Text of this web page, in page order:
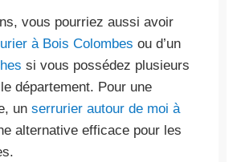
vous pourriez aussi avoir
à Bois Colombes ou d’un
si vous possédez plusieurs
département. Pour une
un serrurier autour de moi à
alternative efficace pour les